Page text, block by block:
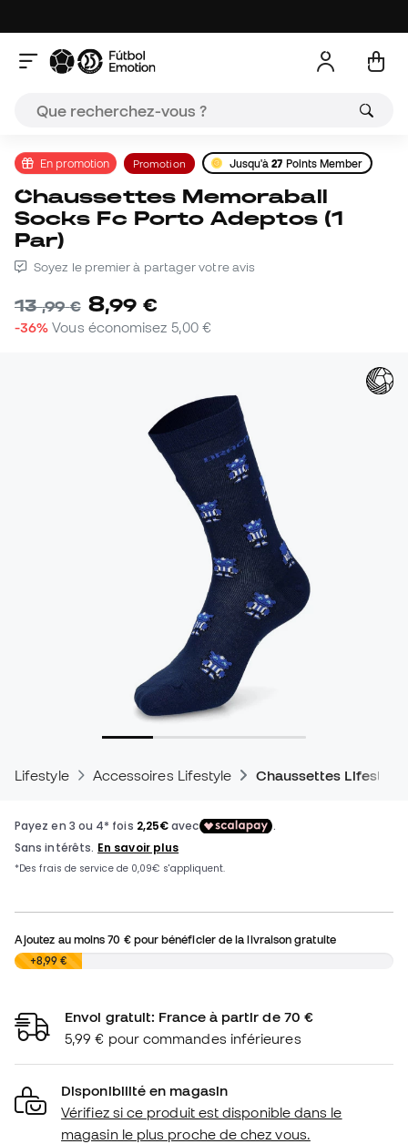
En promotion Promotion Jusqu'à27 Points Member
Chaussettes Memoraball
Socks Fc Porto Adeptos (1
Par)
Soyez le premier à partager votre avis
13,99 € 8,99 €
-36% Vous économisez 5,00 €
Lifestyle Accessoires Lifestyle Chaussettes Lifestyle
Ajoutez au moins70 €pour bénéficier de la livraison gratuite
0,00 €+8,99 €
Envoi gratuit: France à partir de 70 €
5,99 € pour commandes inférieures
Disponibilité en magasin
Vérifiez si ce produit est disponible dans le
magasin le plus proche de chez vous.